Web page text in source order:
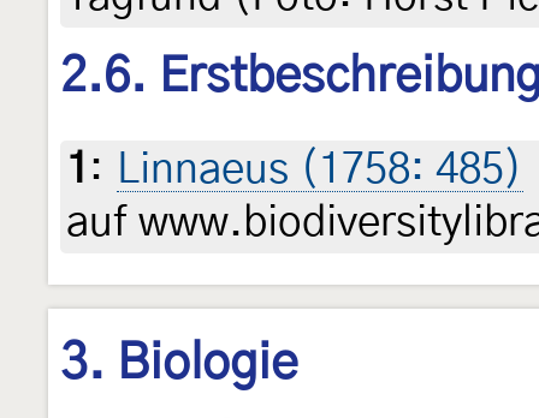
2.6.
1 : Linnaeus (1758: 485)
auf
3. Biologie